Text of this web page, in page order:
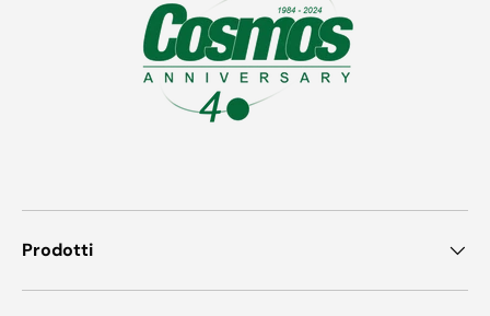
Prodotti